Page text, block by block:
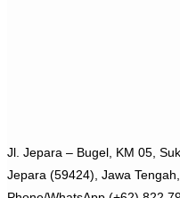
Jl. Jepara – Bugel, KM 05,
Jepara (59424), Jawa